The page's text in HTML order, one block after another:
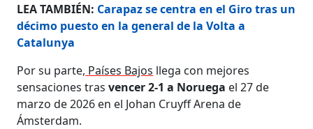
LEA TAMBIÉN: Carapaz se centra en el Giro tras un
décimo puesto en la general de la Volta a
Catalunya
Por su parte, Países Bajos llega con mejores
sensaciones trasvencer 2-1 a Noruega el 27 de
marzo de 2026 en el Johan Cruyff Arena de
Ámsterdam.